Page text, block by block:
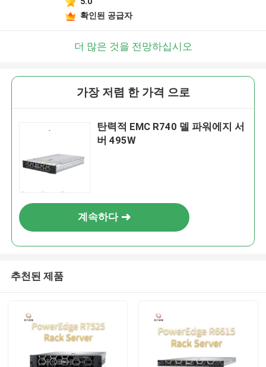
확인된 공급자
더 많은 것을 전망하십시오
가장 저렴 한 가격 으로
탄력적 EMC R740 델 파워에지 서
버 495W
계속하다
추천된 제품